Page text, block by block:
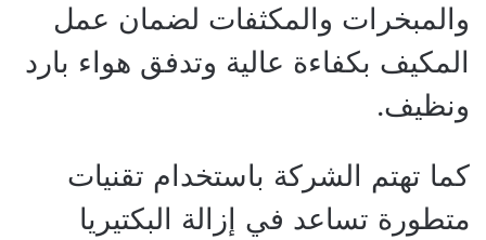
والمبخرات والمكثفات لضمان عمل
المكيف بكفاءة عالية وتدفق هواء بارد
ونظيف.
كما تهتم الشركة باستخدام تقنيات
متطورة تساعد في إزالة البكتيريا